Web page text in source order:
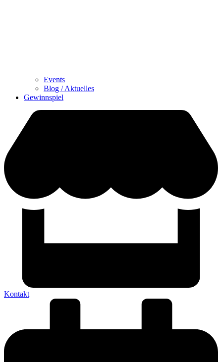
Events
Blog / Aktuelles
Gewinnspiel
Kontakt